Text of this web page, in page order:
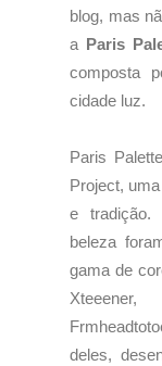
blog, mas
a Paris
composta
cidade luz.
Paris
Project,
e tradição.
beleza
gama de
Xteeener
deles,